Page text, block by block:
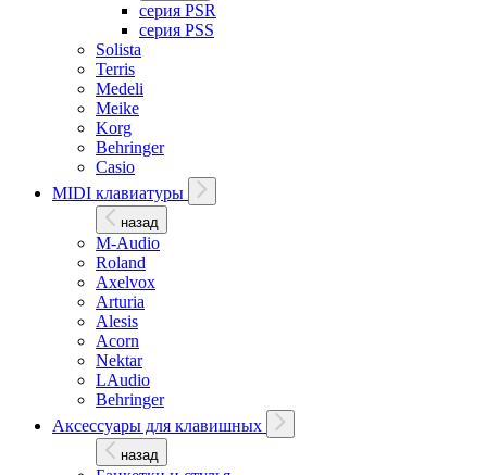
серия PSR
серия PSS
Solista
Terris
Medeli
Meike
Korg
Behringer
Casio
MIDI клавиатуры
назад
M-Audio
Roland
Axelvox
Arturia
Alesis
Acorn
Nektar
LAudio
Behringer
Аксессуары для клавишных
назад